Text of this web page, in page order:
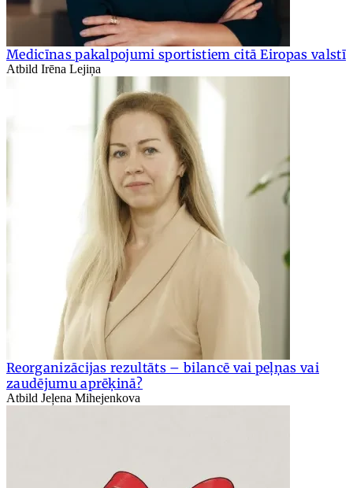
Medicīnas pakalpojumi sportistiem citā Eiropas valstī
Atbild Irēna Lejiņa
Reorganizācijas rezultāts – bilancē vai peļņas vai
zaudējumu aprēķinā?
Atbild Jeļena Mihejenkova